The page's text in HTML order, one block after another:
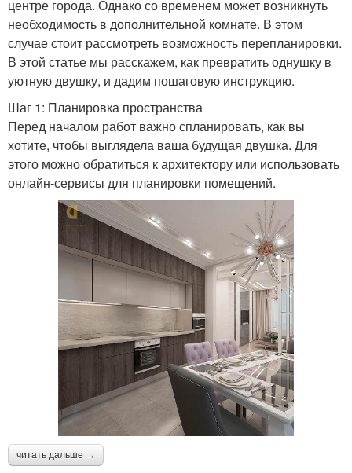
центре города. Однако со временем может возникнуть
необходимость в дополнительной комнате. В этом
случае стоит рассмотреть возможность перепланировки.
В этой статье мы расскажем, как превратить однушку в
уютную двушку, и дадим пошаговую инструкцию.
Шаг 1: Планировка пространства
Перед началом работ важно спланировать, как вы
хотите, чтобы выглядела ваша будущая двушка. Для
этого можно обратиться к архитектору или использовать
онлайн-сервисы для планировки помещений.
читать дальше →